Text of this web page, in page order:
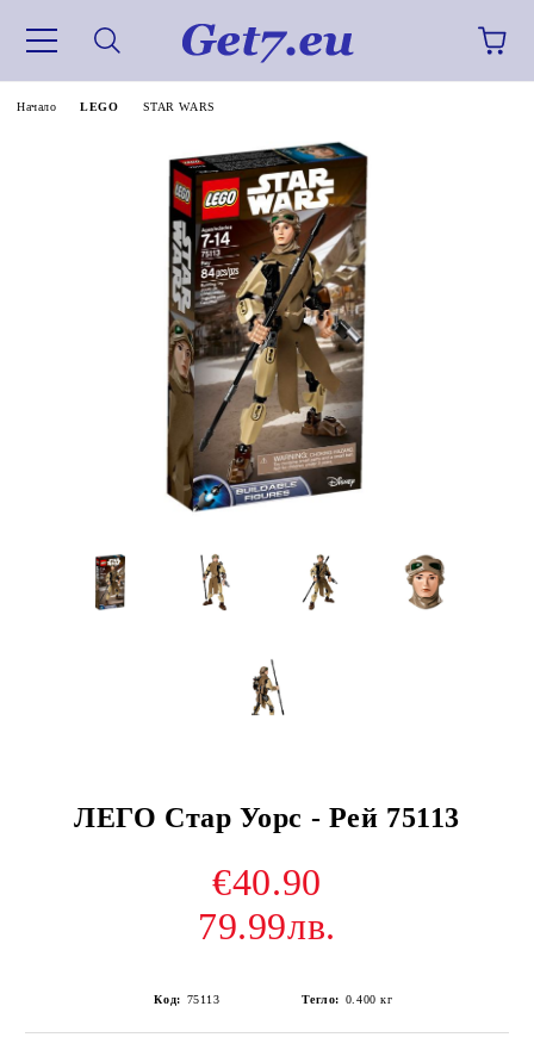
Начало LEGO STAR WARS
ЛЕГО Стар Уорс - Рей 75113
€40.90
79.99лв.
Код: 75113 Тегло: 0.400 кг